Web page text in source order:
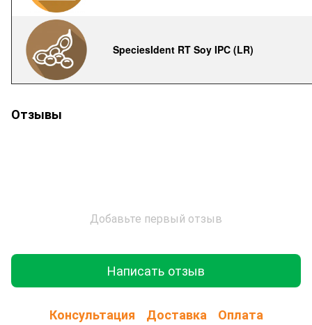
SpeciesIdent RT Soy IPC (LR)
Отзывы
Добавьте первый отзыв
Написать отзыв
Консультация Доставка Оплата